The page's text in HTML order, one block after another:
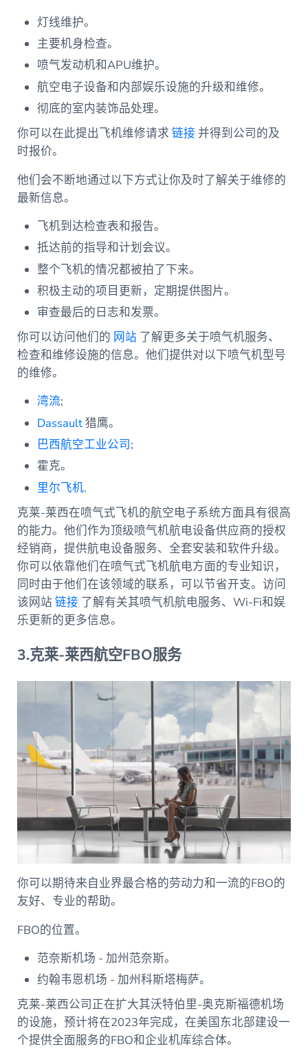
灯线维护。
主要机身检查。
喷气发动机和APU维护。
航空电子设备和内部娱乐设施的升级和维修。
彻底的室内装饰品处理。
你可以在此提出飞机维修请求 链接 并得到公司的及
时报价。
他们会不断地通过以下方式让你及时了解关于维修的
最新信息。
飞机到达检查表和报告。
抵达前的指导和计划会议。
整个飞机的情况都被拍了下来。
积极主动的项目更新，定期提供图片。
审查最后的日志和发票。
你可以访问他们的 网站 了解更多关于喷气机服务、
检查和维修设施的信息。他们提供对以下喷气机型号
的维修。
湾流;
Dassault猎鹰。
巴西航空工业公司;
霍克。
里尔飞机.
克莱-莱西在喷气式飞机的航空电子系统方面具有很高
的能力。他们作为顶级喷气机航电设备供应商的授权
经销商，提供航电设备服务、全套安装和软件升级。
你可以依靠他们在喷气式飞机航电方面的专业知识，
同时由于他们在该领域的联系，可以节省开支。访问
该网站 链接 了解有关其喷气机航电服务、Wi-Fi和娱
乐更新的更多信息。
3.克莱-莱西航空FBO服务
你可以期待来自业界最合格的劳动力和一流的FBO的
友好、专业的帮助。
FBO的位置。
范奈斯机场 - 加州范奈斯。
约翰韦恩机场 - 加州科斯塔梅萨。
克莱-莱西公司正在扩大其沃特伯里-奥克斯福德机场
的设施，预计将在2023年完成，在美国东北部建设一
个提供全面服务的FBO和企业机库综合体。